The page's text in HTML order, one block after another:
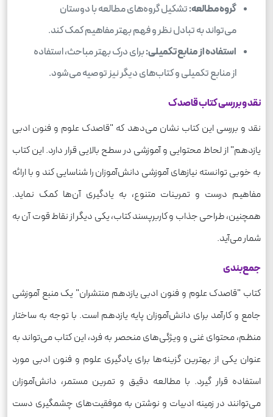
گروه‌مطالعه:تشکیل گروه‌های مطالعه با دوستان
می‌تواند به تبادل نظر و فهم بهتر مفاهیم کمک کند.
استفاده از منابع تکمیلی:برای درک بهتر مباحث، استفاده
از منابع تکمیلی و کتاب‌های دیگر نیز توصیه می‌شود.
نقد و بررسی کتاب قاصدک
نقد و بررسی این کتاب نشان می‌دهد که "قاصدک علوم و فنون ادبی
یازدهم" از لحاظ محتوایی و آموزشی در سطح بالایی قرار دارد. این کتاب
به خوبی توانسته نیازهای آموزشی دانش‌آموزان را شناسایی کند و با ارائه
مفاهیم درست و تمرینات متنوع، به یادگیری آن‌ها کمک نماید.
همچنین، طراحی جذاب و کاربرپسند کتاب، یکی دیگر از نقاط قوت آن به
شمار می‌آید.
جمع‌بندی
کتاب "قاصدک علوم و فنون ادبی یازدهم منتشران" یک منبع آموزشی
جامع و کارآمد برای دانش‌آموزان پایه یازدهم است. با توجه به ساختار
منظم، محتوای غنی و ویژگی‌های منحصر به فرد، این کتاب می‌تواند به
عنوان یکی از بهترین گزینه‌ها برای یادگیری علوم و فنون ادبی مورد
استفاده قرار گیرد. با مطالعه دقیق و تمرین مستمر، دانش‌آموزان
می‌توانند در زمینه ادبیات و نوشتن به موفقیت‌های چشمگیری دست